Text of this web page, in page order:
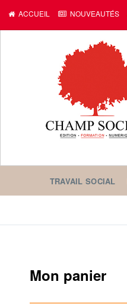
ACCUEIL NOUVEAUTÉS
TRAVAIL SOCIAL
Mon panier